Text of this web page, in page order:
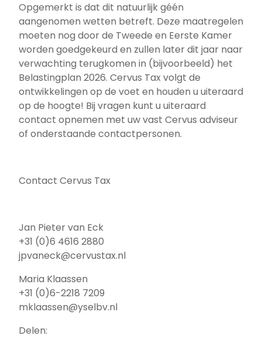
Opgemerkt is dat dit natuurlijk géén
aangenomen wetten betreft. Deze maatregelen
moeten nog door de Tweede en Eerste Kamer
worden goedgekeurd en zullen later dit jaar naar
verwachting terugkomen in (bijvoorbeeld) het
Belastingplan 2026. Cervus Tax volgt de
ontwikkelingen op de voet en houden u uiteraard
op de hoogte! Bij vragen kunt u uiteraard
contact opnemen met uw vast Cervus adviseur
of onderstaande contactpersonen.
Contact Cervus Tax
Jan Pieter van Eck
+31 (0)6 4616 2880
jpvaneck@cervustax.nl
Maria Klaassen
+31 (0)6-2218 7209
mklaassen@yselbv.nl
Delen: